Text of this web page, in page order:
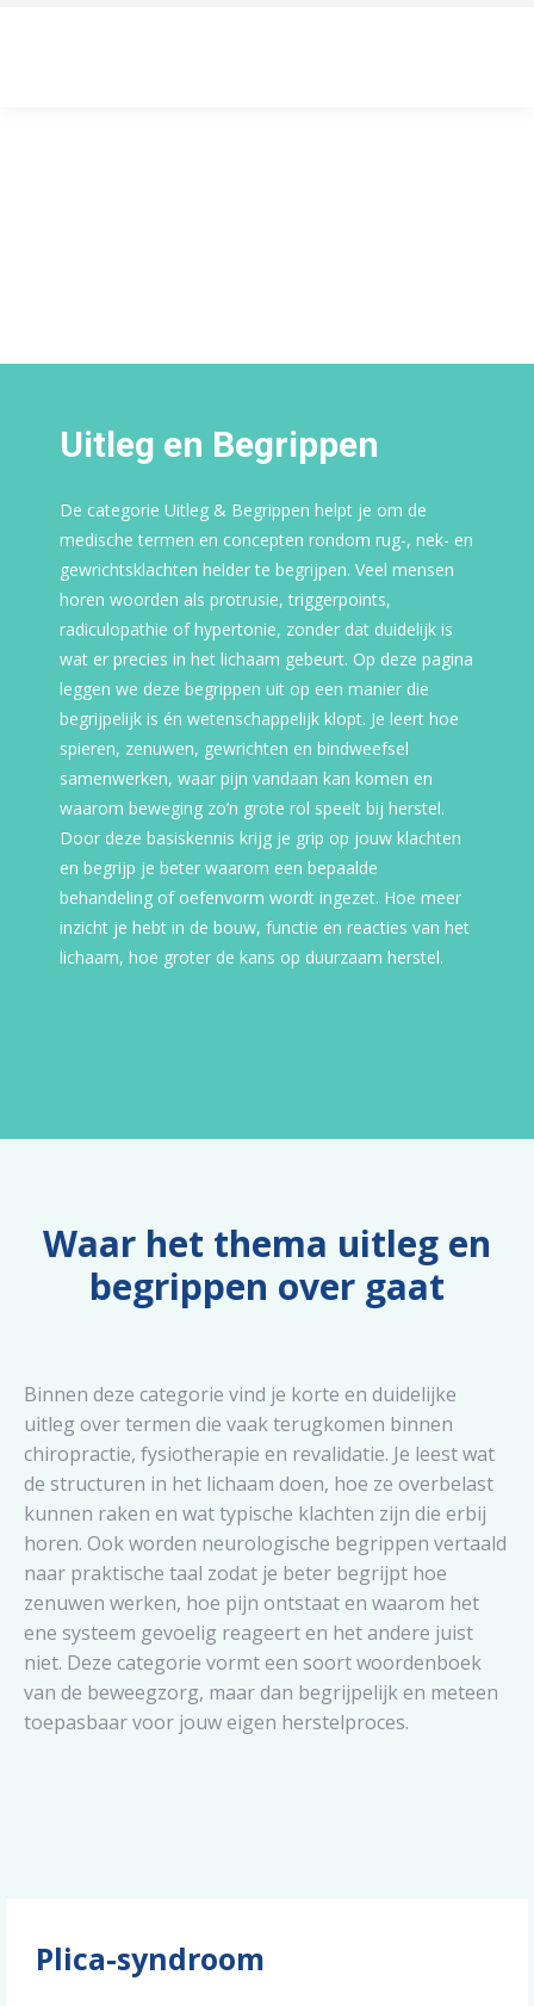
Uitleg en Begrippen
De categorie Uitleg & Begrippen helpt je om de
medische termen en concepten rondom rug-, nek- en
gewrichtsklachten helder te begrijpen. Veel mensen
horen woorden als protrusie, triggerpoints,
radiculopathie of hypertonie, zonder dat duidelijk is
wat er precies in het lichaam gebeurt. Op deze pagina
leggen we deze begrippen uit op een manier die
begrijpelijk is én wetenschappelijk klopt. Je leert hoe
spieren, zenuwen, gewrichten en bindweefsel
samenwerken, waar pijn vandaan kan komen en
waarom beweging zo’n grote rol speelt bij herstel.
Door deze basiskennis krijg je grip op jouw klachten
en begrijp je beter waarom een bepaalde
behandeling of oefenvorm wordt ingezet. Hoe meer
inzicht je hebt in de bouw, functie en reacties van het
lichaam, hoe groter de kans op duurzaam herstel.
Waar het thema uitleg en
begrippen over gaat
Binnen deze categorie vind je korte en duidelijke
uitleg over termen die vaak terugkomen binnen
chiropractie, fysiotherapie en revalidatie. Je leest wat
de structuren in het lichaam doen, hoe ze overbelast
kunnen raken en wat typische klachten zijn die erbij
horen. Ook worden neurologische begrippen vertaald
naar praktische taal zodat je beter begrijpt hoe
zenuwen werken, hoe pijn ontstaat en waarom het
ene systeem gevoelig reageert en het andere juist
niet. Deze categorie vormt een soort woordenboek
van de beweegzorg, maar dan begrijpelijk en meteen
toepasbaar voor jouw eigen herstelproces.
Plica-syndroom